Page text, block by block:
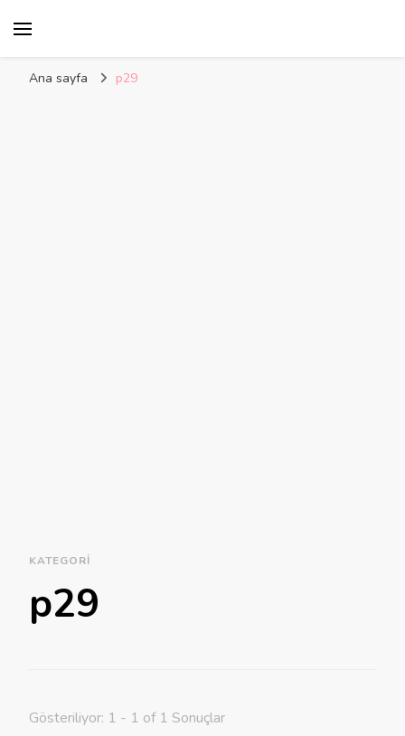
Ana sayfa p29
KATEGORI
p29
Gösteriliyor: 1 - 1 of 1 Sonuçlar